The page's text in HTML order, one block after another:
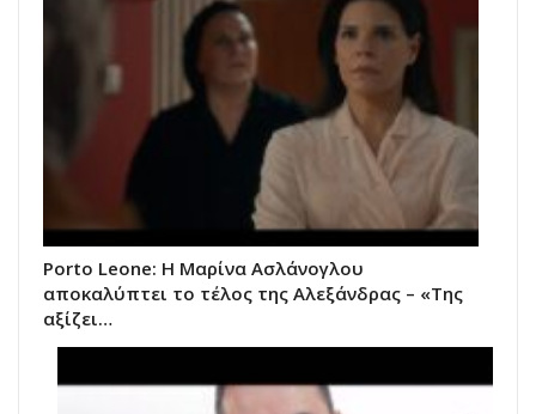
Porto Leone: Η Μαρίνα Ασλάνογλου
αποκαλύπτει το τέλος της Αλεξάνδρας – «Της
αξίζει…